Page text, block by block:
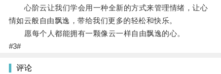
心阶云让我们学会用一种全新的方式来管理情绪，让心
情如云般自由飘逸，带给我们更多的轻松和快乐。
愿每个人都能拥有一颗像云一样自由飘逸的心。
#3#
评论